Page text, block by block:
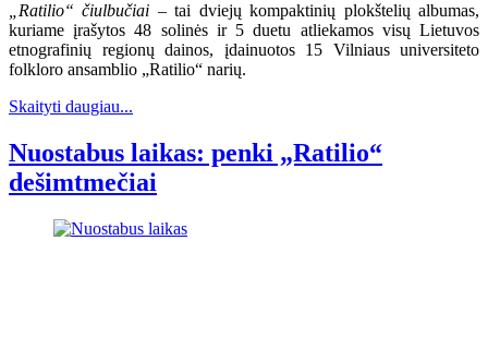
„Ratilio“ čiulbučiai – tai dviejų kompaktinių plokštelių albumas,
kuriame įrašytos 48 solinės ir 5 duetu atliekamos visų Lietuvos
etnografinių regionų dainos, įdainuotos 15 Vilniaus universiteto
folkloro ansamblio „Ratilio“ narių.
Skaityti daugiau...
Nuostabus laikas: penki „Ratilio“
dešimtmečiai